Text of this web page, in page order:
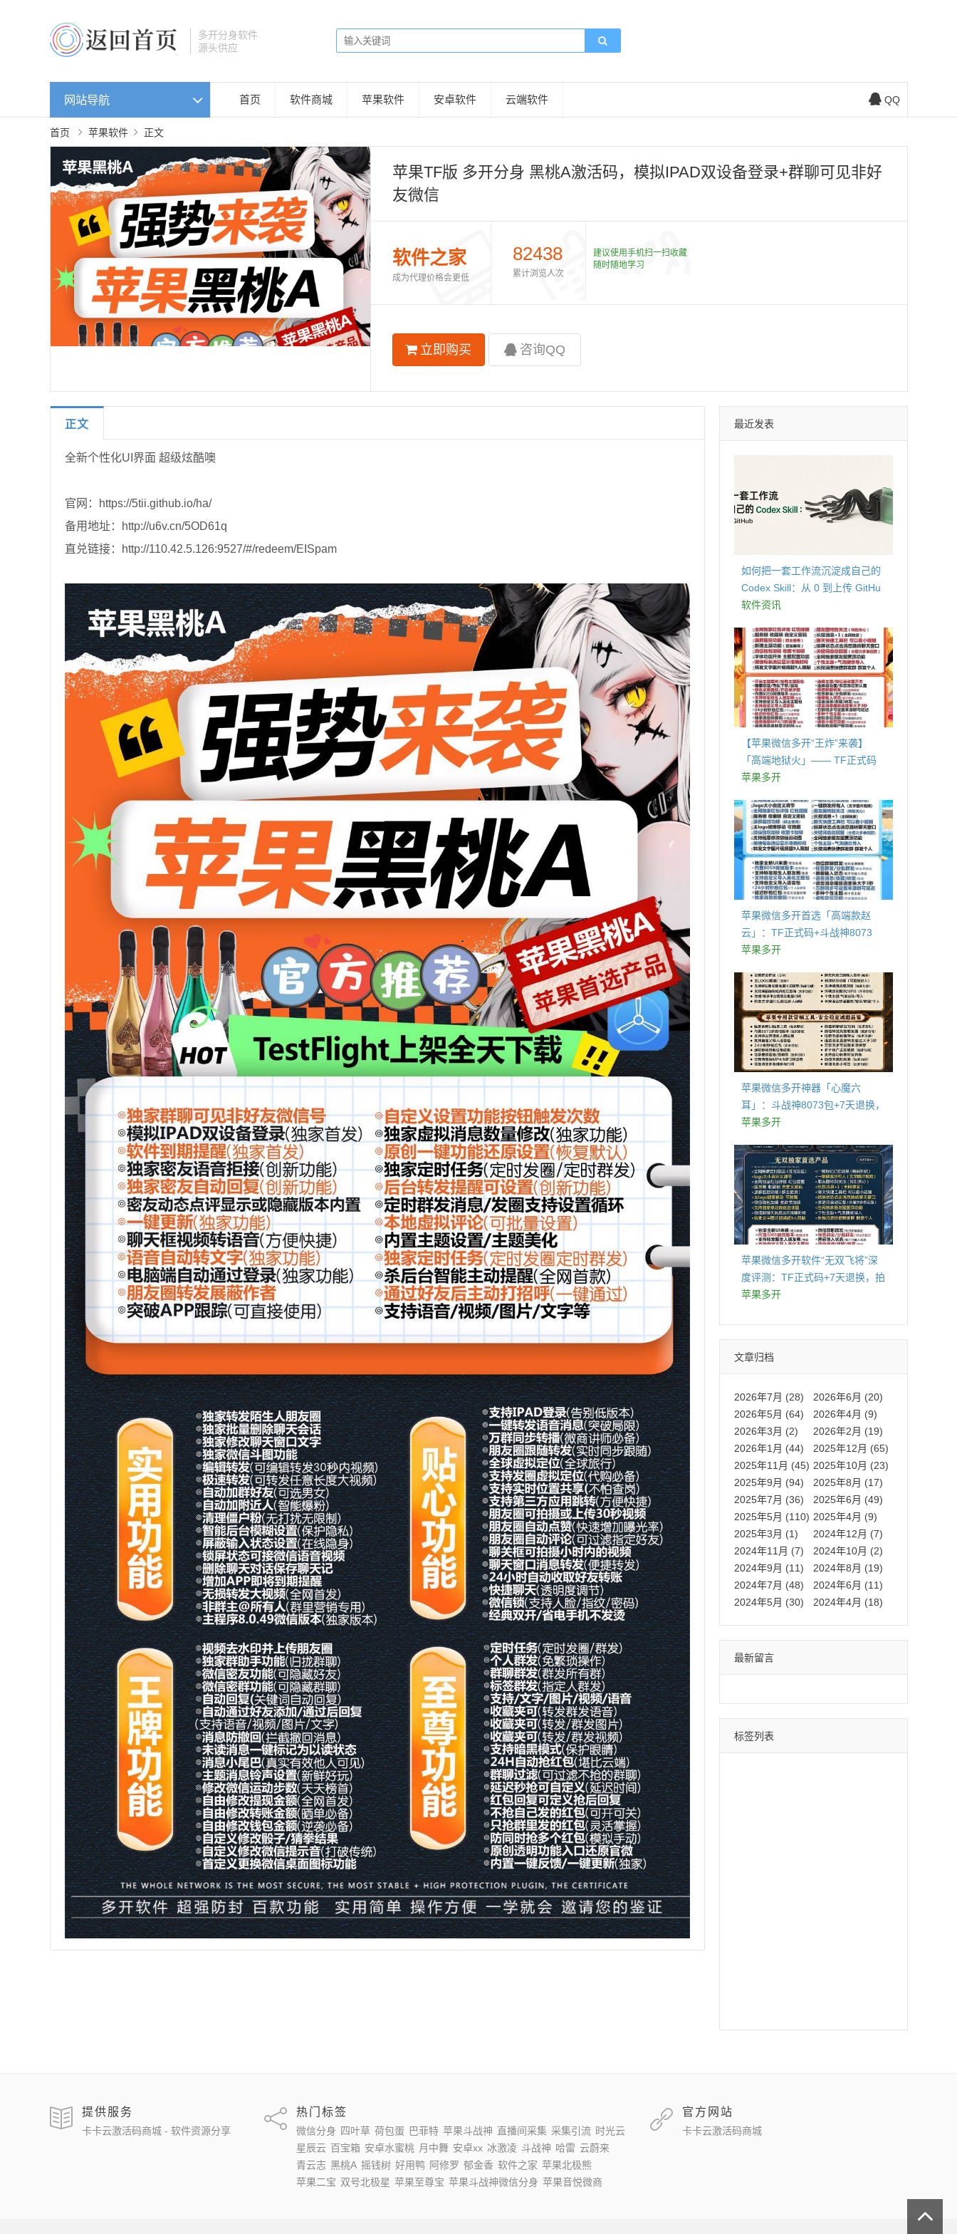
多开分身软件
源头供应
网站导航 首页 软件商城 苹果软件 安卓软件 云端软件 QQ
首页 苹果软件 正文
苹果TF版 多开分身 黑桃A激活码，模拟IPAD双设备登录+群聊可见非好
友微信
软件之家
成为代理价格会更低
82438
累计浏览人次
建议使用手机扫一扫收藏
随时随地学习
立即购买 咨询QQ
正文
全新个性化UI界面 超级炫酷噢
官网：https://5tii.github.io/ha/
备用地址：http://u6v.cn/5OD61q
直兑链接：http://110.42.5.126:9527/#/redeem/EISpam
最近发表
如何把一套工作流沉淀成自己的
Codex Skill：从 0 到上传 GitHu
b
软件资讯
【苹果微信多开“王炸”来袭】
「高端地狱火」—— TF正式码
+斗战神8073包，7天退换，安全
苹果多开
苹果微信多开首选「高端款赵
云」：TF正式码+斗战神8073
包，7天退换认准拍拍卡激活码
苹果多开
苹果微信多开神器「心魔六
耳」：斗战神8073包+7天退换，
认准拍拍卡激活码商城
苹果多开
苹果微信多开软件“无双飞将”深
度评测：TF正式码+7天退换，拍
拍卡激活码商城正品保障
苹果多开
文章归档
2026年7月 (28)
2026年6月 (20)
2026年5月 (64)
2026年4月 (9)
2026年3月 (2)
2026年2月 (19)
2026年1月 (44)
2025年12月 (65)
2025年11月 (45) 2025年10月 (23)
2025年9月 (94)
2025年8月 (17)
2025年7月 (36)
2025年6月 (49)
2025年5月 (110) 2025年4月 (9)
2025年3月 (1)
2024年12月 (7)
2024年11月 (7)
2024年10月 (2)
2024年9月 (11)
2024年8月 (19)
2024年7月 (48)
2024年6月 (11)
2024年5月 (30)
2024年4月 (18)
最新留言
标签列表
提供服务
卡卡云激活码商城 - 软件资源分享
热门标签
微信分身 四叶草 荷包蛋 巴菲特 苹果斗战神 直播间采集 采集引流 时光云
星辰云 百宝箱 安卓水蜜桃 月中舞 安卓xx 冰激凌 斗战神 哈雷 云蔚来
青云志 黑桃A 摇钱树 好用鸭 阿修罗 郁金香 软件之家 苹果北极熊
苹果二宝 双号北极星 苹果至尊宝 苹果斗战神微信分身 苹果音悦微商
官方网站
卡卡云激活码商城